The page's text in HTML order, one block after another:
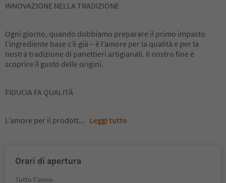
INNOVAZIONE NELLA TRADIZIONE
Ogni giorno, quando dobbiamo preparare il primo impasto
l’ingrediente base c’è già – è l’amore per la qualità e per la
nostra tradizione di panettieri artigianali. Il nostro fine è
scoprire il gusto delle origini.
FIDUCIA FA QUALITÄ
L’amore per il prodott... Leggi tutto
Orari di apertura
Tutto l'anno